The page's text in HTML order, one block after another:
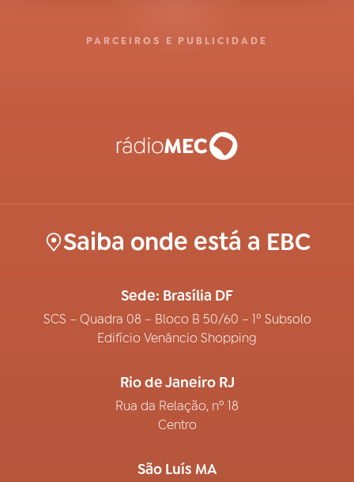
PARCEIROS E PUBLICIDADE
Saiba onde está a EBC
Sede: Brasília DF
SCS – Quadra 08 – Bloco B 50/60 – 1º Subsolo
Edifício Venâncio Shopping
Rio de Janeiro RJ
Rua da Relação, nº 18
Centro
São Luís MA